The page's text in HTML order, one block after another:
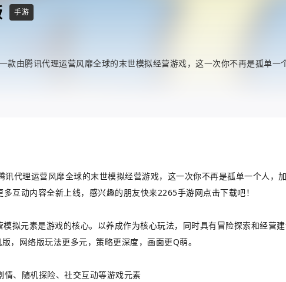
手游
由腾讯代理运营风靡全球的末世模拟经营游戏，这一次你不再是孤单
讯代理运营风靡全球的末世模拟经营游戏，这一次你不再是孤单一个人，
互动内容全新上线，感兴趣的朋友快来2265手游网点击下载吧！
拟元素是游戏的核心。以养成作为核心玩法，同时具有冒险探索和经营
，网络版玩法更多元，策略更深度，画面更Q萌。
、随机探险、社交互动等游戏元素